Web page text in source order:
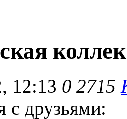
12:13 0 2715
с друзьями: